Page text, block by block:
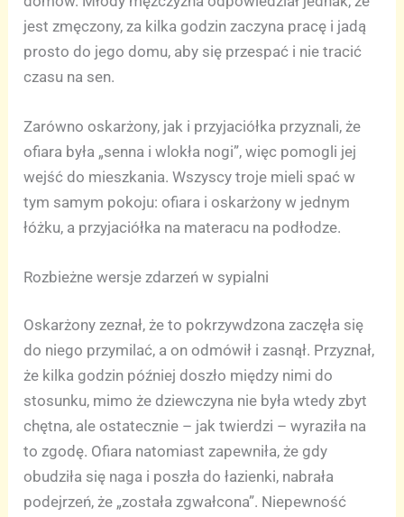
jest zmęczony, za kilka godzin zaczyna pracę i jadą
prosto do jego domu, aby się przespać i nie tracić
czasu na sen.
Zarówno oskarżony, jak i przyjaciółka przyznali, że
ofiara była „senna i wlokła nogi”, więc pomogli jej
wejść do mieszkania. Wszyscy troje mieli spać w
tym samym pokoju: ofiara i oskarżony w jednym
łóżku, a przyjaciółka na materacu na podłodze.
Rozbieżne wersje zdarzeń w sypialni
Oskarżony zeznał, że to pokrzywdzona zaczęła się
do niego przymilać, a on odmówił i zasnął. Przyznał,
że kilka godzin później doszło między nimi do
stosunku, mimo że dziewczyna nie była wtedy zbyt
chętna, ale ostatecznie – jak twierdzi – wyraziła na
to zgodę. Ofiara natomiast zapewniła, że gdy
obudziła się naga i poszła do łazienki, nabrała
podejrzeń, że „została zgwałcona”. Niepewność